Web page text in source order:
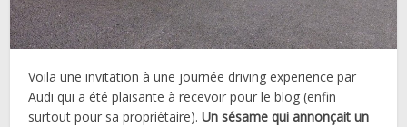
Voila une invitation à une journée driving experience par
Audi qui a été plaisante à recevoir pour le blog (enfin
surtout pour sa propriétaire).Un sésame qui annonçait un